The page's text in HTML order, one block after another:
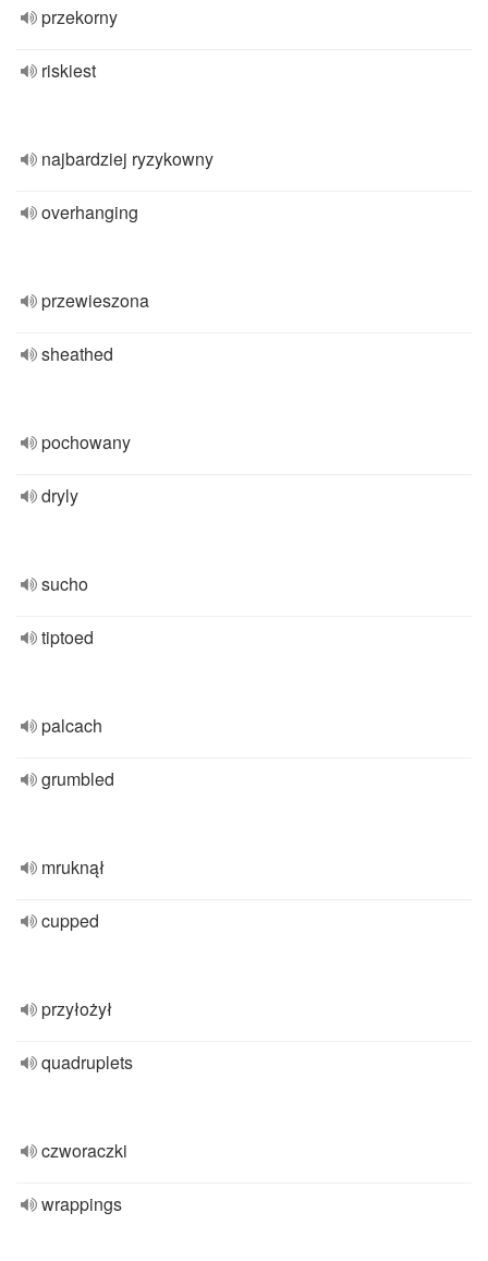
przekorny
riskiest
najbardziej ryzykowny
overhanging
przewieszona
sheathed
pochowany
dryly
sucho
tiptoed
palcach
grumbled
mruknął
cupped
przyłożył
quadruplets
czworaczki
wrappings